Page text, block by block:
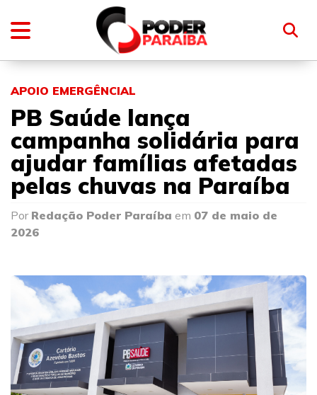
APOIO EMERGÊNCIAL
PB Saúde lança
campanha solidária para
ajudar famílias afetadas
pelas chuvas na Paraíba
Por Redação Poder Paraíba em 07 de maio de
2026